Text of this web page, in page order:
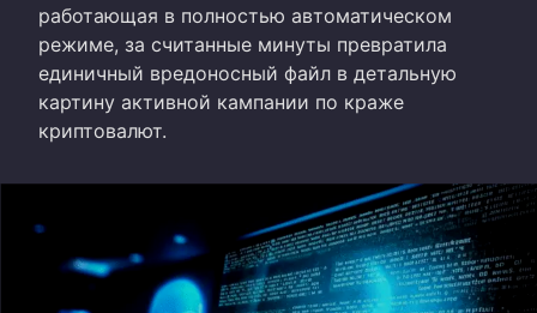
работающая в полностью автоматическом
режиме, за считанные минуты превратила
единичный вредоносный файл в детальную
картину активной кампании по краже
криптовалют.